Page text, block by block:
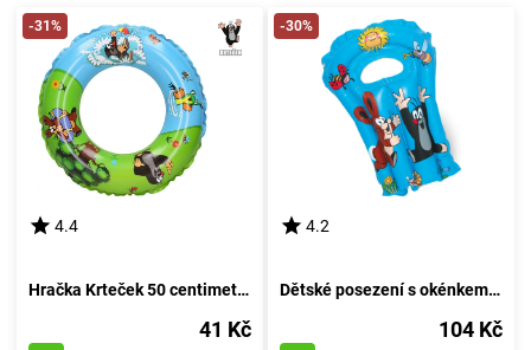
-31%
4.4
Hračka Krteček 50 centimetrů
41 Kč
-30%
4.2
Dětské posezení s okénkem - Krtek 52x75cm
104 Kč